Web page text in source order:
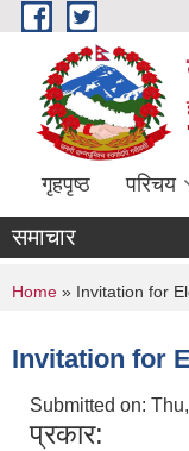
Skip to main content
गृहपृष्ठ परिचय
समाचार
You are
Home » Invitation for
Invitation for
Submitted on:
प्रकार: